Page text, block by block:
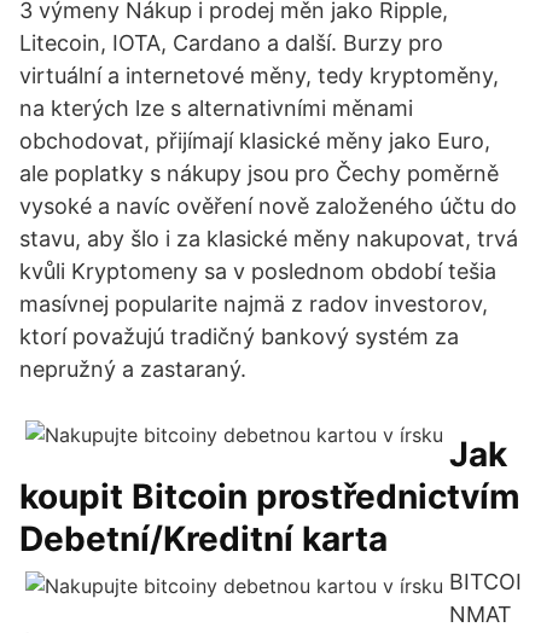
3 výmeny Nákup i prodej měn jako Ripple,
Litecoin, IOTA, Cardano a další. Burzy pro
virtuální a internetové měny, tedy kryptoměny,
na kterých lze s alternativními měnami
obchodovat, přijímají klasické měny jako Euro,
ale poplatky s nákupy jsou pro Čechy poměrně
vysoké a navíc ověření nově založeného účtu do
stavu, aby šlo i za klasické měny nakupovat, trvá
kvůli Kryptomeny sa v poslednom období tešia
masívnej popularite najmä z radov investorov,
ktorí považujú tradičný bankový systém za
nepružný a zastaraný.
Jak
koupit Bitcoin prostřednictvím
Debetní/Kreditní karta
BITCOI
NMAT